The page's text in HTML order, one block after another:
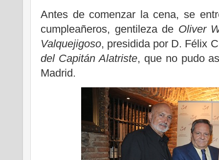
Antes de comenzar la cena, se
cumpleañeros, gentileza de Oliver
Valquejigoso, presidida por D. Félix
del Capitán Alatriste, que no pudo
Madrid.